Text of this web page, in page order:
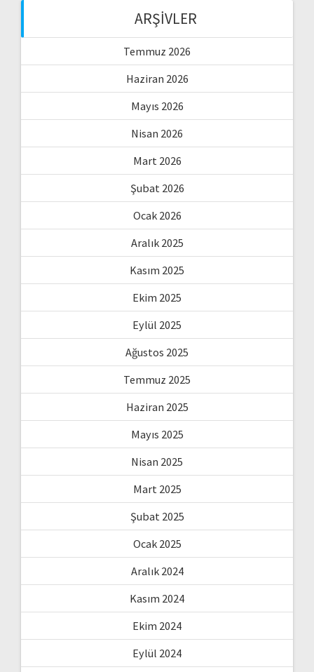
ARŞIVLER
Temmuz 2026
Haziran 2026
Mayıs 2026
Nisan 2026
Mart 2026
Şubat 2026
Ocak 2026
Aralık 2025
Kasım 2025
Ekim 2025
Eylül 2025
Ağustos 2025
Temmuz 2025
Haziran 2025
Mayıs 2025
Nisan 2025
Mart 2025
Şubat 2025
Ocak 2025
Aralık 2024
Kasım 2024
Ekim 2024
Eylül 2024